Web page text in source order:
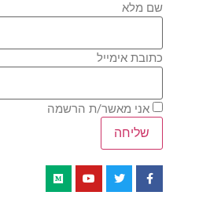
שם מלא
כתובת אימייל
אני מאשר/ת הרשמה